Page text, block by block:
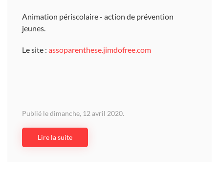
Animation périscolaire - action de prévention
jeunes.
Le site : assoparenthese.jimdofree.com
Publié le dimanche, 12 avril 2020.
Lire la suite